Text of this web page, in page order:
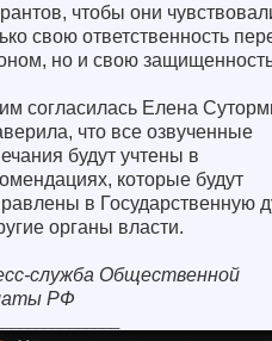
чтобы они
свою ответственность
но и свою
согласилась Елена
что все озвученные
будут учтены в
которые будут
в Государственную
органы власти.
служба Общественной
РФ